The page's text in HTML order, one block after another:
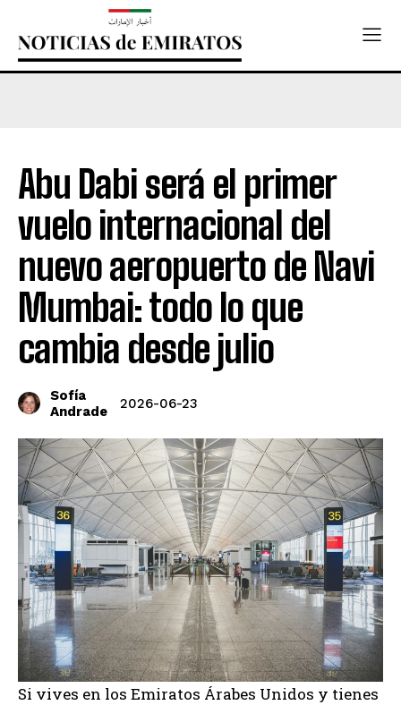
Abu Dabi será el primer
vuelo internacional del
nuevo aeropuerto de Navi
Mumbai: todo lo que
cambia desde julio
Sofía
Andrade
2026-06-23
Si vives en los Emiratos Árabes Unidos y tienes